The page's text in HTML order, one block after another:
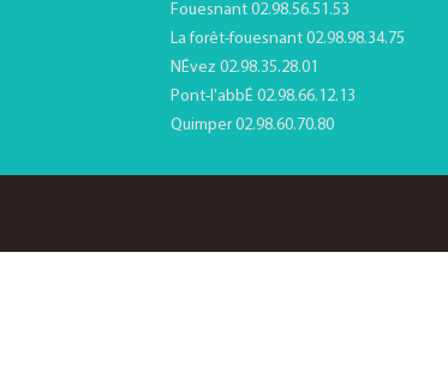
Fouesnant 02.98.56.51.53
La forêt-fouesnant 02.98.98.34.75
NÉvez 02.98.35.28.01
Pont-l'abbÉ 02.98.66.12.13
Quimper 02.98.60.70.80